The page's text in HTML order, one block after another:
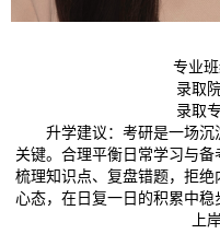
专业
录取
录取
升学建议：考研是一场
关键。合理平衡日常学习与
梳理知识点、复盘错题，拒
心态，在日复一日的积累中
上